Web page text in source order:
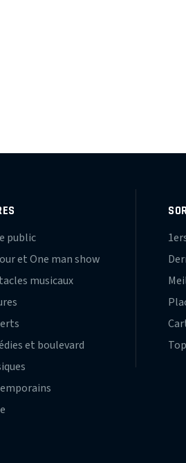
public
et One man show
musicaux
et boulevard